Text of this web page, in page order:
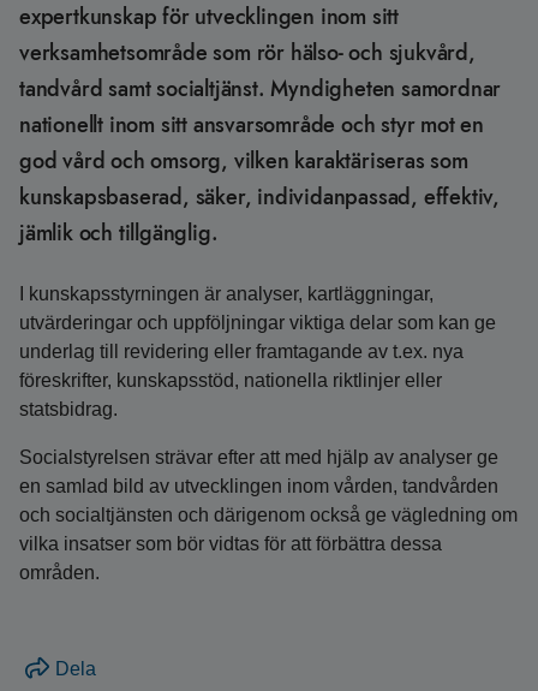
expertkunskap för utvecklingen inom sitt
verksamhetsområde som rör hälso- och sjukvård,
tandvård samt socialtjänst. Myndigheten samordnar
nationellt inom sitt ansvarsområde och styr mot en
god vård och omsorg, vilken karaktäriseras som
kunskapsbaserad, säker, individanpassad, effektiv,
jämlik och tillgänglig.
I kunskapsstyrningen är analyser, kartläggningar,
utvärderingar och uppföljningar viktiga delar som kan ge
underlag till revidering eller framtagande av t.ex. nya
föreskrifter, kunskapsstöd, nationella riktlinjer eller
statsbidrag.
Socialstyrelsen strävar efter att med hjälp av analyser ge
en samlad bild av utvecklingen inom vården, tandvården
och socialtjänsten och därigenom också ge vägledning om
vilka insatser som bör vidtas för att förbättra dessa
områden.
Dela